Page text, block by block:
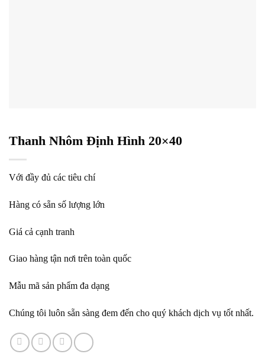
Thanh Nhôm Định Hình 20×40
Với đầy đủ các tiêu chí
Hàng có sẵn số lượng lớn
Giá cả cạnh tranh
Giao hàng tận nơi trên toàn quốc
Mẫu mã sản phẩm đa dạng
Chúng tôi luôn sẵn sàng đem đến cho quý khách dịch vụ tốt nhất.